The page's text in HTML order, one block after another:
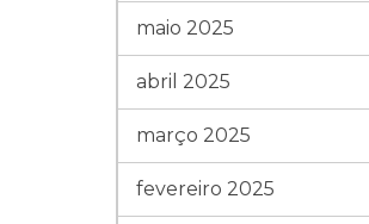
maio 2025
abril 2025
março 2025
fevereiro 2025